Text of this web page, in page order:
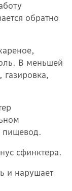
обратно
В меньшей
газировка,
пищевод.
сфинктера.
и нарушает